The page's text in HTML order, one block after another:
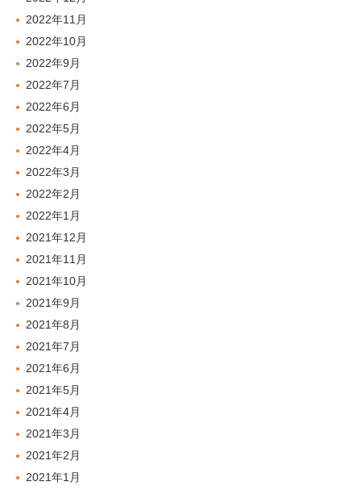
2022年11月
2022年10月
2022年9月
2022年7月
2022年6月
2022年5月
2022年4月
2022年3月
2022年2月
2022年1月
2021年12月
2021年11月
2021年10月
2021年9月
2021年8月
2021年7月
2021年6月
2021年5月
2021年4月
2021年3月
2021年2月
2021年1月